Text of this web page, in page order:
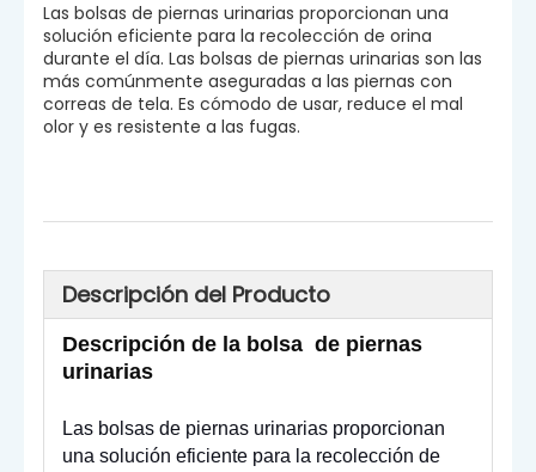
Las bolsas de piernas urinarias proporcionan una
solución eficiente para la recolección de orina
durante el día. Las bolsas de piernas urinarias son las
más comúnmente aseguradas a las piernas con
correas de tela. Es cómodo de usar, reduce el mal
olor y es resistente a las fugas.
Descripción del Producto
Descripción de la bolsa de piernas
urinarias
Las bolsas de piernas urinarias proporcionan
una solución eficiente para la recolección de